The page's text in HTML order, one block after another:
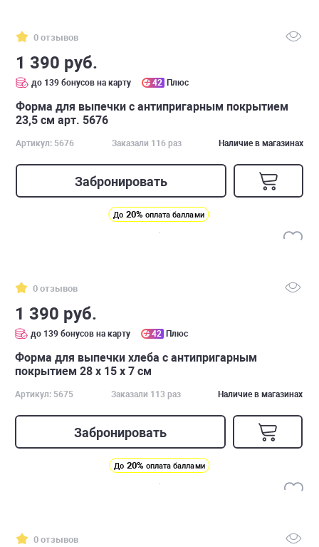
0 отзывов
1 390 руб.
до 139 бонусов на карту 42 Плюс
Форма для выпечки с антипригарным покрытием
23,5 см арт. 5676
Артикул: 5676 Заказали 116 раз Наличие в магазинах
Забронировать
До 20% оплата баллами
0 отзывов
1 390 руб.
до 139 бонусов на карту 42 Плюс
Форма для выпечки хлеба с антипригарным
покрытием 28 x 15 x 7 см
Артикул: 5675 Заказали 113 раз Наличие в магазинах
Забронировать
До 20% оплата баллами
0 отзывов